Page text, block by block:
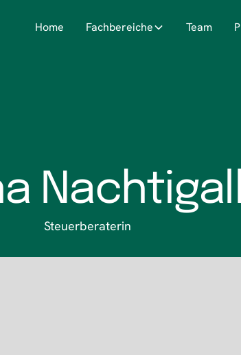
Home Fachbereiche Team
Steuerberaterin